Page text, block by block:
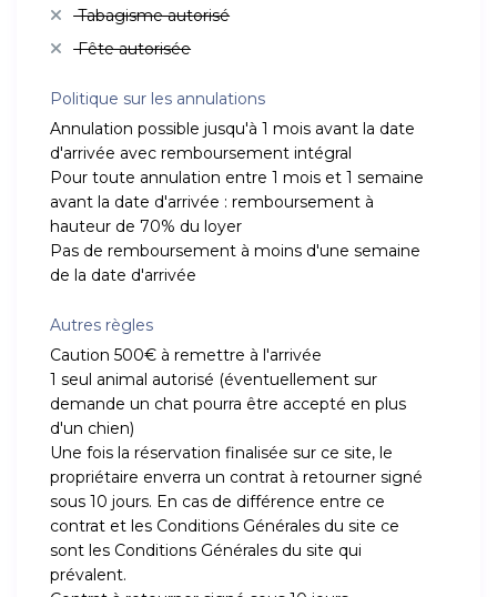
Tabagisme autorisé
Fête autorisée
Politique sur les annulations
Annulation possible jusqu'à 1 mois avant la date
d'arrivée avec remboursement intégral
Pour toute annulation entre 1 mois et 1 semaine
avant la date d'arrivée : remboursement à
hauteur de 70% du loyer
Pas de remboursement à moins d'une semaine
de la date d'arrivée
Autres règles
Caution 500€ à remettre à l'arrivée
1 seul animal autorisé (éventuellement sur
demande un chat pourra être accepté en plus
d'un chien)
Une fois la réservation finalisée sur ce site, le
propriétaire enverra un contrat à retourner signé
sous 10 jours. En cas de différence entre ce
contrat et les Conditions Générales du site ce
sont les Conditions Générales du site qui
prévalent.